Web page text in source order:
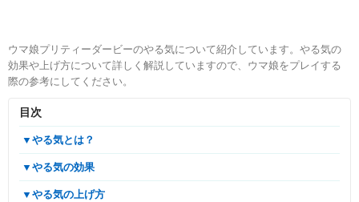
ウマ娘プリティーダービーのやる気について紹介しています。やる気の
効果や上げ方について詳しく解説していますので、ウマ娘をプレイする
際の参考にしてください。
目次
▼やる気とは？
▼やる気の効果
▼やる気の上げ方